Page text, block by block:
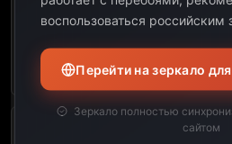
воспользоваться российским
Перейти на зеркало
Зеркало полностью
сайтом